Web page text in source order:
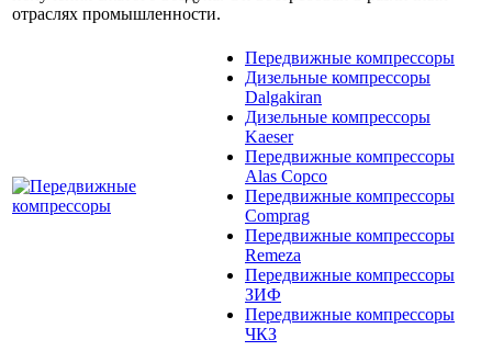
отраслях промышленности.
Передвижные компрессоры
Дизельные компрессоры
Dalgakiran
Дизельные компрессоры
Kaeser
Передвижные компрессоры
Alas Copco
Передвижные компрессоры
Comprag
Передвижные компрессоры
Remeza
Передвижные компрессоры
ЗИФ
Передвижные компрессоры
ЧКЗ